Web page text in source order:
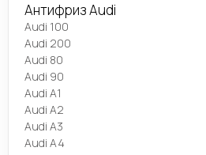
Антифриз Audi
Audi 100
Audi 200
Audi 80
Audi 90
Audi A1
Audi A2
Audi A3
Audi A4